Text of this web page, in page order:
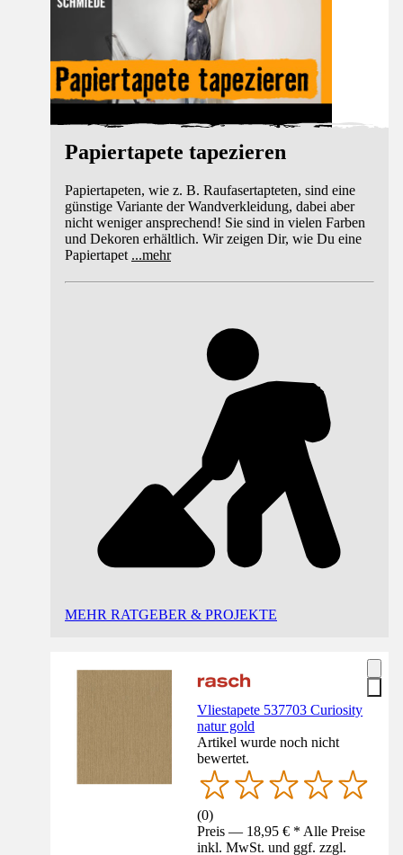
Papiertapete tapezieren
Papiertapeten, wie z. B. Raufasertapteten, sind eine
günstige Variante der Wandverkleidung, dabei aber
nicht weniger ansprechend! Sie sind in vielen Farben
und Dekoren erhältlich. Wir zeigen Dir, wie Du eine
Papiertapet ...mehr
MEHR RATGEBER & PROJEKTE
Vliestapete 537703 Curiosity
natur gold
Artikel wurde noch nicht
bewertet.
(0)
Preis — 18,95 € * Alle Preise
inkl. MwSt. und ggf. zzgl.